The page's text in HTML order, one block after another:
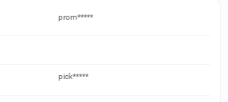
prom*****
pick*****